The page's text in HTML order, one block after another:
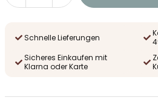
Schnelle Lieferungen
Sicheres Einkaufen mit
Klarna oder Karte